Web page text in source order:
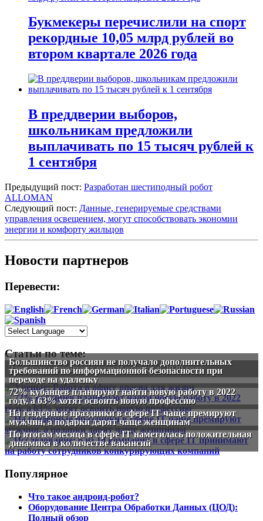
Букмекеры перечислили на спорт
рекордные 10,05 млрд рублей во
втором квартале 2026 года
В преддверии выборов,
школьникам предложили
выплачивать по 15 тысяч рублей к
1 сентября
Предыдущий пост: Разработан шестиподный робот
ALLOMAN
Следующий пост: Данные, генерируемые средствами
управления освещением, могут способствовать экономии
энергии и комфорту жильцов
Новости партнеров
Перевести:
Статьи по теме:
Зарплаты фронтенд разработчика в 2020 году
Большинство россиян не получало дополнительных
требований по информационной безопасности при
переходе на удаленку
72% кубанцев планируют найти новую работу в 2022
году, а 63% хотят освоить новую профессию
На гендерные праздники в сфере IT чаще премируют
мужчин, а подарки дарят чаще женщинам
По итогам месяца в сфере IT наметилась положительная
динамика в количестве вакансий
Популярное
Что такое андроид-робот?
Оборудование Центра Обработки Данных (ЦОД):
Полный обзор